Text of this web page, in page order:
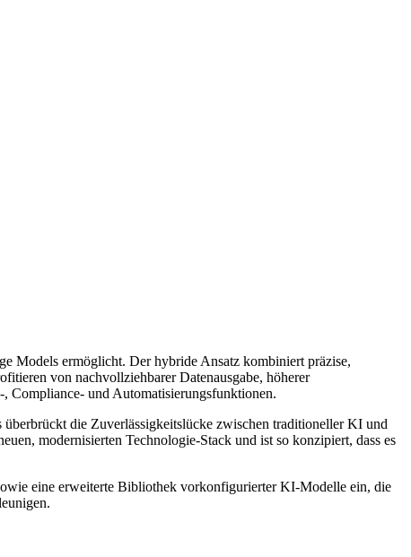
Models ermöglicht. Der hybride Ansatz kombiniert präzise,
von nachvollziehbarer Datenausgabe, höherer
Compliance- und Automatisierungsfunktionen.
die Zuverlässigkeitslücke zwischen traditioneller KI und
modernisierten Technologie-Stack und ist so konzipiert, dass es
eine erweiterte Bibliothek vorkonfigurierter KI-Modelle ein, die